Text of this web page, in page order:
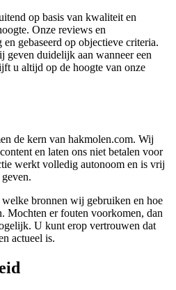
op basis van kwaliteit en
Onze reviews en
gebaseerd op objectieve criteria.
geven duidelijk aan wanneer een
u altijd op de hoogte van onze
de kern van hakmolen.com. Wij
en laten ons niet betalen voor
werkt volledig autonoom en is vrij
bronnen wij gebruiken en hoe
Mochten er fouten voorkomen, dan
U kunt erop vertrouwen dat
actueel is.